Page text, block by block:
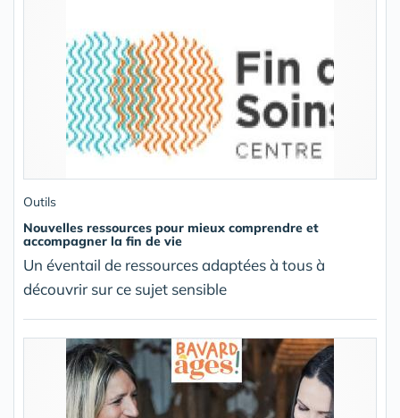
Outils
Nouvelles ressources pour mieux comprendre et
accompagner la fin de vie
Un éventail de ressources adaptées à tous à
découvrir sur ce sujet sensible